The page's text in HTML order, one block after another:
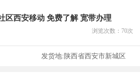
区西安移动 免费了解 宽带办理
浏览次数： 70次
发货地:陕西省西安市新城区